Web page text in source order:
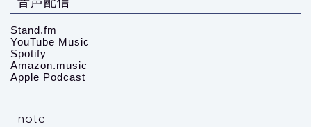
Stand.fm
YouTube Music
Spotify
Amazon.music
Apple Podcast
note